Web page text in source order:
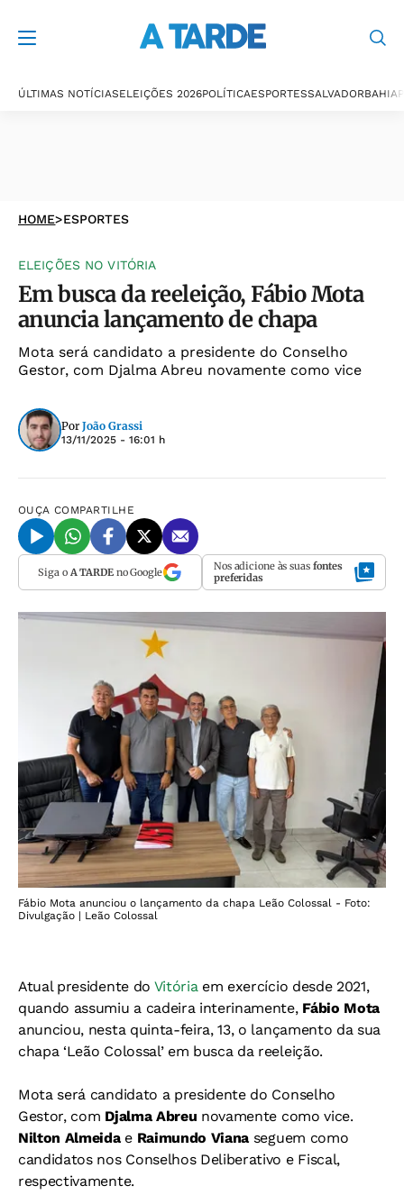
ÚLTIMAS NOTÍCIASELEIÇÕES 2026POLÍTICAESPORTESSALVADORBAHIA
HOME>ESPORTES
ELEIÇÕES NO VITÓRIA
Em busca da reeleição, Fábio Mota
anuncia lançamento de chapa
Mota será candidato a presidente do Conselho
Gestor, com Djalma Abreu novamente como vice
Por João Grassi
13/11/2025 - 16:01 h
OUÇA COMPARTILHE
Siga o A TARDEno Google Nos adicione às suas fontes
preferidas
Fábio Mota anunciou o lançamento da chapa Leão Colossal - Foto:
Divulgação | Leão Colossal
Atual presidente do Vitóriaem exercício desde 2021,
quando assumiu a cadeira interinamente, Fábio Mota
anunciou, nesta quinta-feira, 13, o lançamento da sua
chapa ‘Leão Colossal’ em busca da reeleição.
Mota será candidato a presidente do Conselho
Gestor, com Djalma Abreu novamente como vice.
Nilton Almeidae Raimundo Viana seguem como
candidatos nos Conselhos Deliberativo e Fiscal,
respectivamente.